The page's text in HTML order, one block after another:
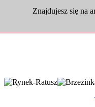
Znajdujesz się na